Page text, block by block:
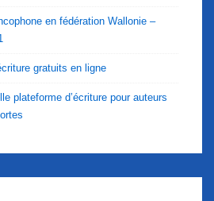
en fédération Wallonie –
gratuits en ligne
plateforme d’écriture pour auteurs